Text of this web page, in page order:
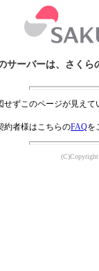
サーバーは、さくら
せずこのページが見え
約者様はこちらのFAQを